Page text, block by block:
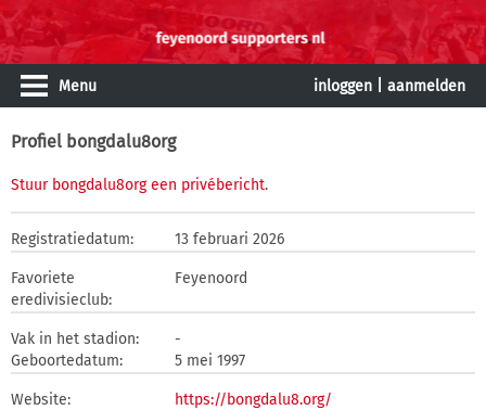
Menu inloggen aanmelden
Profiel bongdalu8org
Stuur bongdalu8org een privébericht.
Registratiedatum: 13 februari 2026
Favoriete
eredivisieclub:
Feyenoord
Vak in het stadion:
-
Geboortedatum:
5 mei 1997
Website: https://bongdalu8.org/